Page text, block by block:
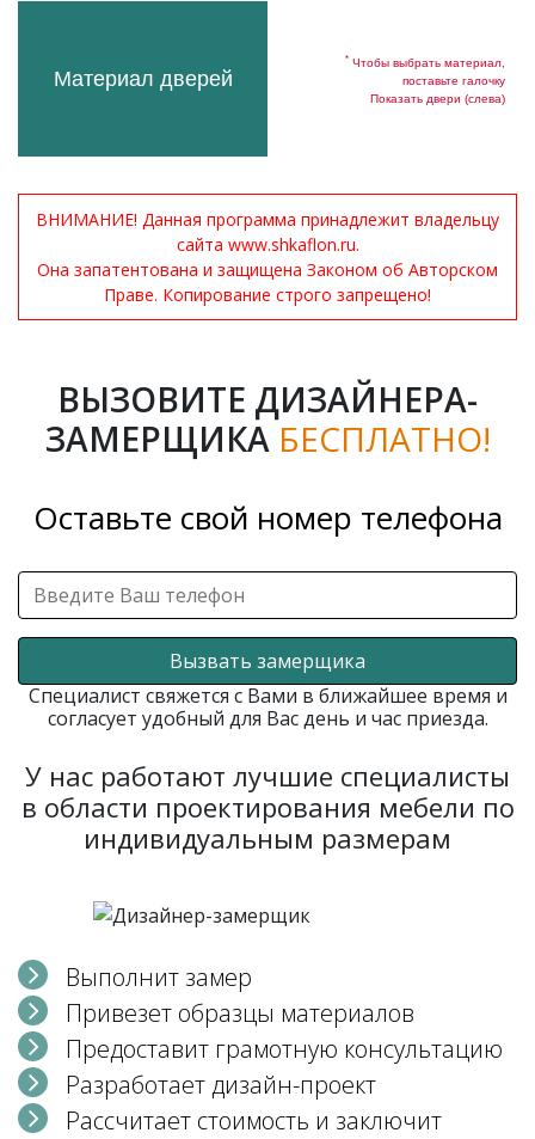
Материал дверей
* Чтобы выбрать материал,
поставьте галочку
Показать двери (слева)
ВНИМАНИЕ! Данная программа принадлежит владельцу
сайта www.shkaflon.ru.
Она запатентована и защищена Законом об Авторском
Праве. Копирование строго запрещено!
ВЫЗОВИТЕ ДИЗАЙНЕРА-
ЗАМЕРЩИКА БЕСПЛАТНО!
Оставьте свой номер телефона
Вызвать замерщика
Специалист свяжется с Вами в ближайшее время и
согласует удобный для Вас день и час приезда.
У нас работают лучшие специалисты
в области проектирования мебели по
индивидуальным размерам
Выполнит замер
Привезет образцы материалов
Предоставит грамотную консультацию
Разработает дизайн-проект
Рассчитает стоимость и заключит